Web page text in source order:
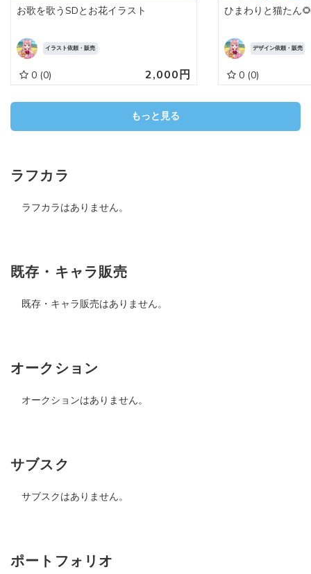
お歌を歌うSDとお花イラスト
イラスト依頼・販売
0 (0) 2,000円
ひまわりと猫たん
デザイン依頼・販売
0 (0)
もっと見る
ラフカラ
ラフカラはありません。
既存・キャラ販売
既存・キャラ販売はありません。
オークション
オークションはありません。
サブスク
サブスクはありません。
ポートフォリオ